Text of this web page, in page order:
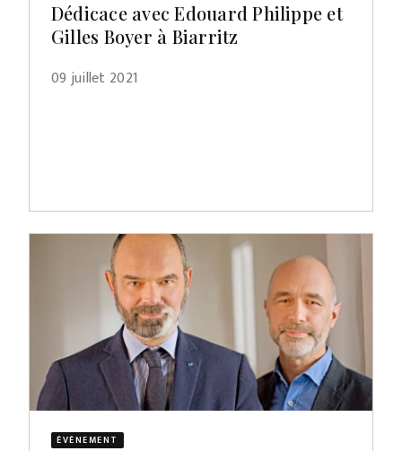
Dédicace avec Edouard Philippe et
Gilles Boyer à Biarritz
09 juillet 2021
ÉVÈNEMENT